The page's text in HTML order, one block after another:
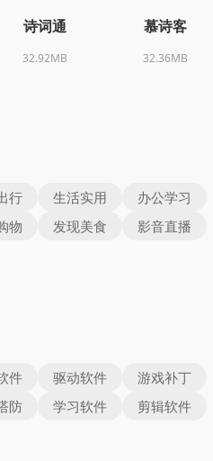
诗词通
32.92MB
慕诗客
32.36MB
行 生活实用
办公学习
物 发现美食
影音直播
件 驱动软件
游戏补丁
防 学习软件
剪辑软件